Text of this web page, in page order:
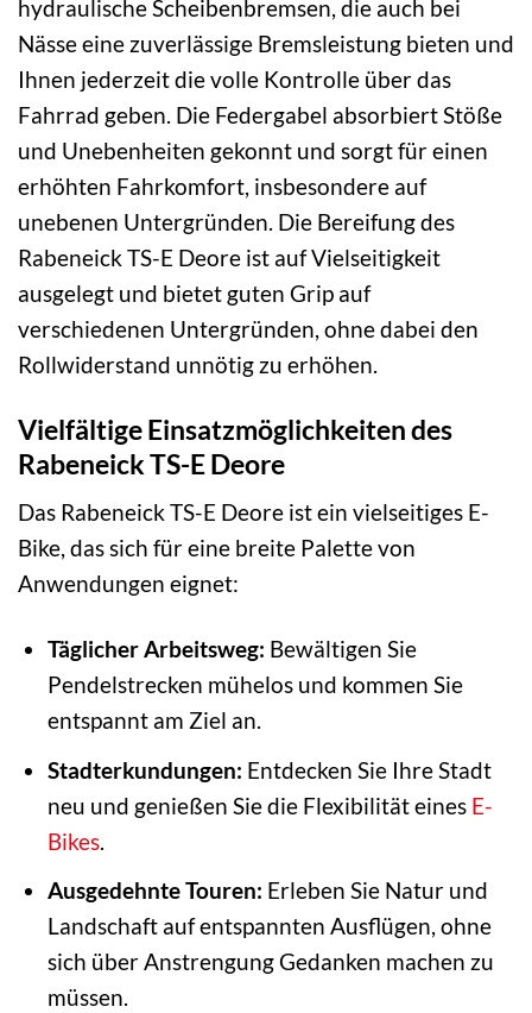
hydraulische Scheibenbremsen, die auch bei
Nässe eine zuverlässige Bremsleistung bieten und
Ihnen jederzeit die volle Kontrolle über das
Fahrrad geben. Die Federgabel absorbiert Stöße
und Unebenheiten gekonnt und sorgt für einen
erhöhten Fahrkomfort, insbesondere auf
unebenen Untergründen. Die Bereifung des
Rabeneick TS-E Deore ist auf Vielseitigkeit
ausgelegt und bietet guten Grip auf
verschiedenen Untergründen, ohne dabei den
Rollwiderstand unnötig zu erhöhen.
Vielfältige Einsatzmöglichkeiten des
Rabeneick TS-E Deore
Das Rabeneick TS-E Deore ist ein vielseitiges E-
Bike, das sich für eine breite Palette von
Anwendungen eignet:
Täglicher Arbeitsweg: Bewältigen Sie
Pendelstrecken mühelos und kommen Sie
entspannt am Ziel an.
Stadterkundungen: Entdecken Sie Ihre Stadt
neu und genießen Sie die Flexibilität eines E-
Bikes.
Ausgedehnte Touren: Erleben Sie Natur und
Landschaft auf entspannten Ausflügen, ohne
sich über Anstrengung Gedanken machen zu
müssen.